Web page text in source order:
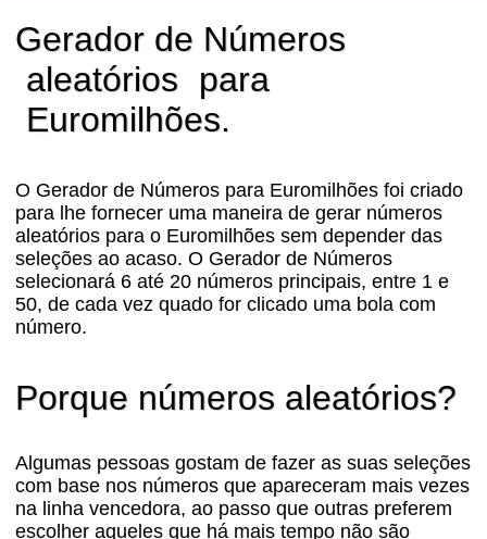
Gerador de Números
aleatórios para
Euromilhões.
O Gerador de Números para Euromilhões foi criado
para lhe fornecer uma maneira de gerar números
aleatórios para o Euromilhões sem depender das
seleções ao acaso. O Gerador de Números
selecionará 6 até 20 números principais, entre 1 e
50, de cada vez quado for clicado uma bola com
número.
Porque números aleatórios?
Algumas pessoas gostam de fazer as suas seleções
com base nos números que apareceram mais vezes
na linha vencedora, ao passo que outras preferem
escolher aqueles que há mais tempo não são